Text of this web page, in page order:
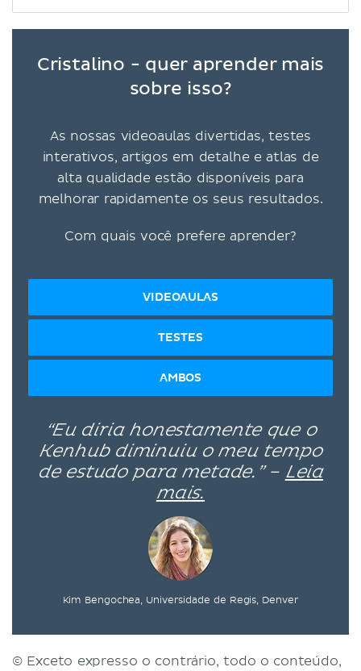
Cristalino - quer aprender mais
sobre isso?
As nossas videoaulas divertidas, testes
interativos, artigos em detalhe e atlas de
alta qualidade estão disponíveis para
melhorar rapidamente os seus resultados.
Com quais você prefere aprender?
VIDEOAULAS
TESTES
AMBOS
“Eu diria honestamente que o
Kenhub diminuiu o meu tempo
de estudo para metade.” – Leia
mais.
Kim Bengochea, Universidade de Regis, Denver
© Exceto expresso o contrário, todo o conteúdo,